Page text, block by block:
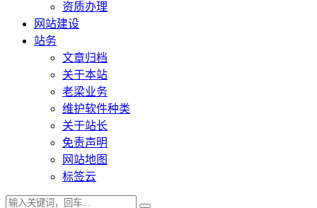
资质办理
网站建设
站务
文章归档
关于本站
老梁业务
维护软件种类
关于站长
免责声明
网站地图
标签云